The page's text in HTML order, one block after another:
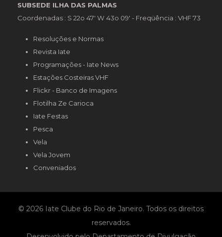
SUBSEDE ILHA DAS PALMAS
Coordenadas : S 22o 47' W 43o 09' - Freqüência : VHF 73
Resoluções e Normas
Revista Iate
Programações - Iate News
Estações Costeiras VHF
Flickr - Banco de Imagens
Flotilha Ze Carioca
Iate Festas
Pesca
Vela
Vela Jovem
Conveniados
© 2026 Iate Clube do Rio de Janeiro. Todos os direitos
reservados.